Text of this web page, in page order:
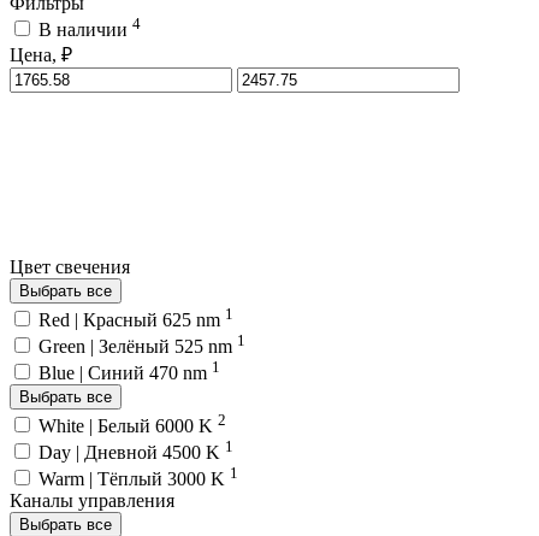
В наличии 4
Цена, ₽
Цвет свечения
Выбрать все
Red | Красный 625 nm 1
Green | Зелёный 525 nm 1
Blue | Синий 470 nm 1
Выбрать все
White | Белый 6000 K 2
Day | Дневной 4500 K 1
Warm | Тёплый 3000 K 1
Каналы управления
Выбрать все